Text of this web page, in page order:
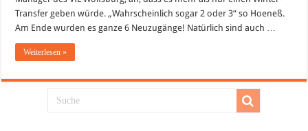
Transfer geben würde. „Wahrscheinlich sogar 2 oder 3“ so Hoeneß.
Am Ende wurden es ganze 6 Neuzugänge! Natürlich sind auch …
Weiterlesen »